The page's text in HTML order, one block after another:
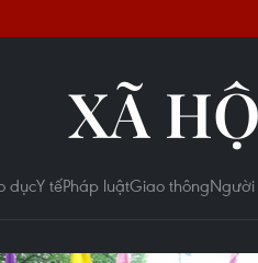
XÃ
dụcY tếPháp luậtGiao thông